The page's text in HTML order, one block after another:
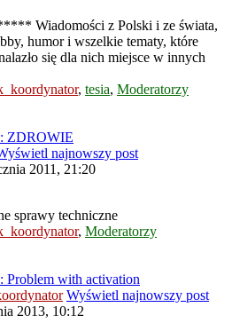
Wiadomości z Polski i ze świata,
humor i wszelkie tematy, które
się dla nich miejsce w innych
, tesia, Moderatorzy
ZDROWIE
najnowszy post
2011, 21:20
sprawy techniczne
, Moderatorzy
Problem with activation
Wyświetl najnowszy post
2013, 10:12